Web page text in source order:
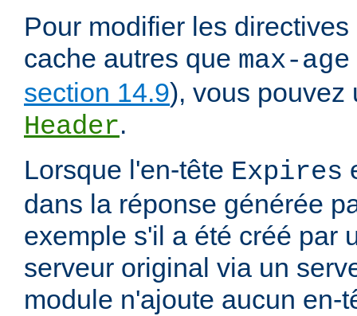
Pour modifier les
cache autres que max-age
section 14.9), vous pouvez
Header.
Lorsque l'en-tête Expires
dans la réponse générée
exemple s'il a été créé par
serveur original via un
module n'ajoute aucun en-